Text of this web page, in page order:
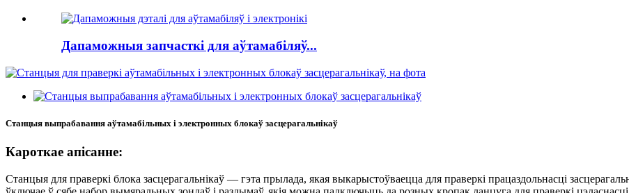
Дапаможныя запчасткі для аўтамабіляў...
Станцыя выпрабавання аўтамабільных і электронных блокаў засцерагальнікаў
Кароткае апісанне:
Станцыя для праверкі блока засцерагальнікаў — гэта прылада, якая выкарыстоўваецца для праверкі працаздольнасці